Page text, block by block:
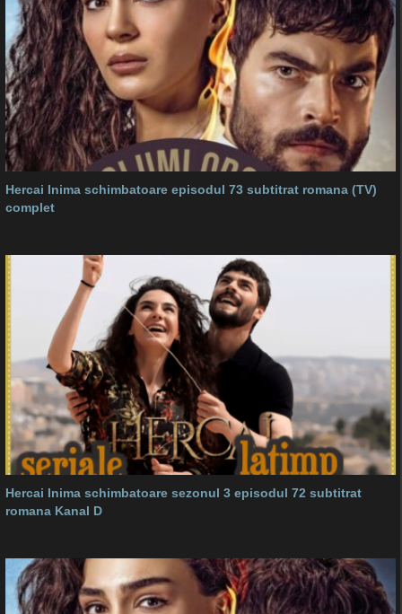
Hercai Inima schimbatoare episodul 73 subtitrat romana (TV)
complet
Hercai Inima schimbatoare sezonul 3 episodul 72 subtitrat
romana Kanal D